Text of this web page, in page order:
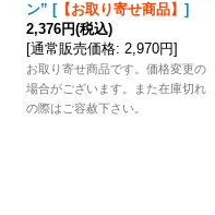
ン” [【お取り寄せ商品】 ]
2,376円(税込)
[通常販売価格: 2,970円]
お取り寄せ商品です。価格変更の
場合がございます。また在庫切れ
の際はご容赦下さい。